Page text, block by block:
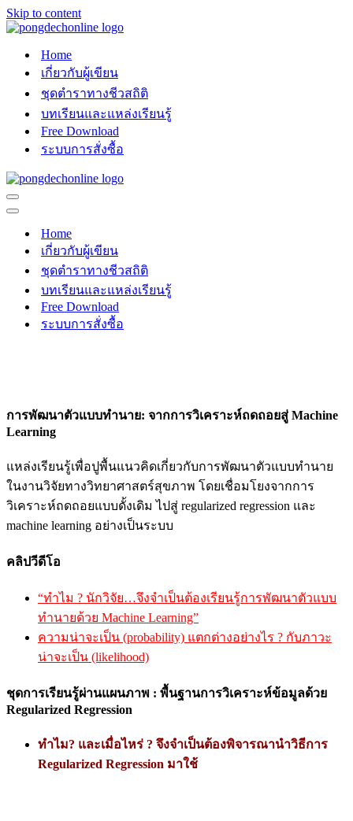
Skip to content
Home
เกี่ยวกับผู้เขียน
ชุดตำราทางชีวสถิติ
บทเรียนและแหล่งเรียนรู้
Free Download
ระบบการสั่งซื้อ
Navigation
Menu
Navigation
Home
เกี่ยวกับผู้เขียน
ชุดตำราทางชีวสถิติ
บทเรียนและแหล่งเรียนรู้
Free Download
ระบบการสั่งซื้อ
การพัฒนาตัวแบบทำนาย: จากการวิเคราะห์ถดถอยสู่ Machine
Learning
แหล่งเรียนรู้เพื่อปูพื้นแนวคิดเกี่ยวกับการพัฒนาตัวแบบทำนาย
ในงานวิจัยทางวิทยาศาสตร์สุขภาพ โดยเชื่อมโยงจากการ
วิเคราะห์ถดถอยแบบดั้งเดิม ไปสู่ regularized regression และ
machine learning อย่างเป็นระบบ
คลิปวีดีโอ
“ทำไม ? นักวิจัย…จึงจำเป็นต้องเรียนรู้การพัฒนาตัวแบบ
ทำนายด้วย Machine Learning”
ความน่าจะเป็น (probability) แตกต่างอย่างไร ? กับภาวะ
น่าจะเป็น (likelihood)
ชุดการเรียนรู้ผ่านแผนภาพ : พื้นฐานการวิเคราะห์ข้อมูลด้วย
Regularized Regression
ทำไม? และเมื่อไหร่ ? จึงจำเป็นต้องพิจารณานำวิธีการ
Regularized Regression มาใช้